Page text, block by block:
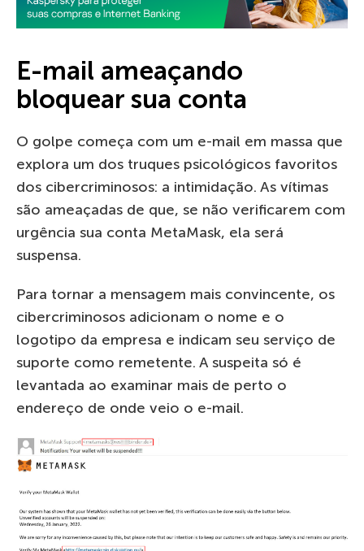
E-mail ameaçando
bloquear sua conta
O golpe começa com um e-mail em massa que
explora um dos truques psicológicos favoritos
dos cibercriminosos: a intimidação. As vítimas
são ameaçadas de que, se não verificarem com
urgência sua conta MetaMask, ela será
suspensa.
Para tornar a mensagem mais convincente, os
cibercriminosos adicionam o nome e o
logotipo da empresa e indicam seu serviço de
suporte como remetente. A suspeita só é
levantada ao examinar mais de perto o
endereço de onde veio o e-mail.